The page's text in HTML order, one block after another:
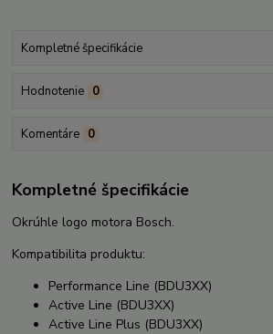
Kompletné špecifikácie
Hodnotenie 0
Komentáre 0
Kompletné špecifikácie
Okrúhle logo motora Bosch.
Kompatibilita produktu:
Performance Line (BDU3XX)
Active Line (BDU3XX)
Active Line Plus (BDU3XX)